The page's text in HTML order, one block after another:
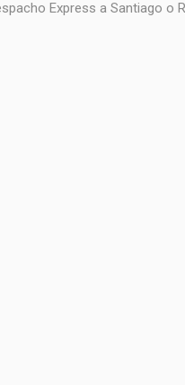
Express a Santiago o